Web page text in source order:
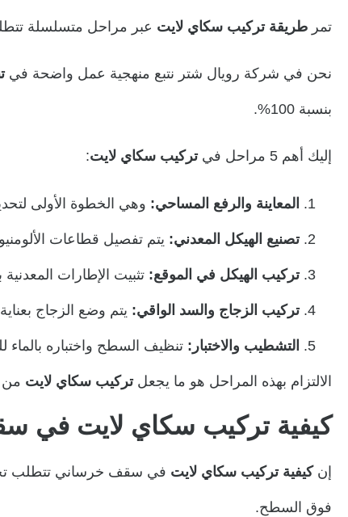
تمر طريقة تركيب سكاي لايت عبر مراحل متسلسلة
نحن في شركة رويال شتر نتبع منهجية عمل واضحة في
بنسبة 100%.
إليك أهم 5 مراحل في تركيب سكاي لايت:
المعاينة والرفع المساحي: وهي الخطوة الأولى
تصنيع الهيكل المعدني: يتم تفصيل قطاعات
تركيب الهيكل في الموقع: تثبيت الإطارات
تركيب الزجاج والسد الواقي: يتم وضع الزجاج
التشطيب والاختبار: تنظيف السطح واختباره بالماء
الالتزام بهذه المراحل هو ما يجعلتركيب سكاي لايت من
كيفية تركيب سكاي لايت في
إنكيفية تركيب سكاي لايت في سقف خرساني تتطلب
فوق السطح.